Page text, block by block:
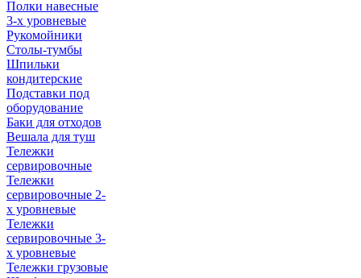
Полки навесные
3-х уровневые
Рукомойники
Столы-тумбы
Шпильки
кондитерские
Подставки под
оборудование
Баки для отходов
Вешала для туш
Тележки
сервировочные
Тележки
сервировочные 2-
х уровневые
Тележки
сервировочные 3-
х уровневые
Тележки грузовые